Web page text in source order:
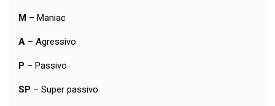
M – Maniac
A – Agressivo
P – Passivo
SP – Super passivo